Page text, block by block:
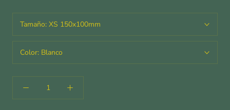
Tamaño: XS 150x100mm
Color: Blanco